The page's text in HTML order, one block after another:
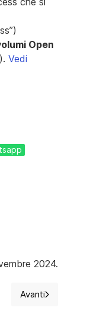
Open
Vedi
2024.
decreto attuativo
Articolo
Avanti